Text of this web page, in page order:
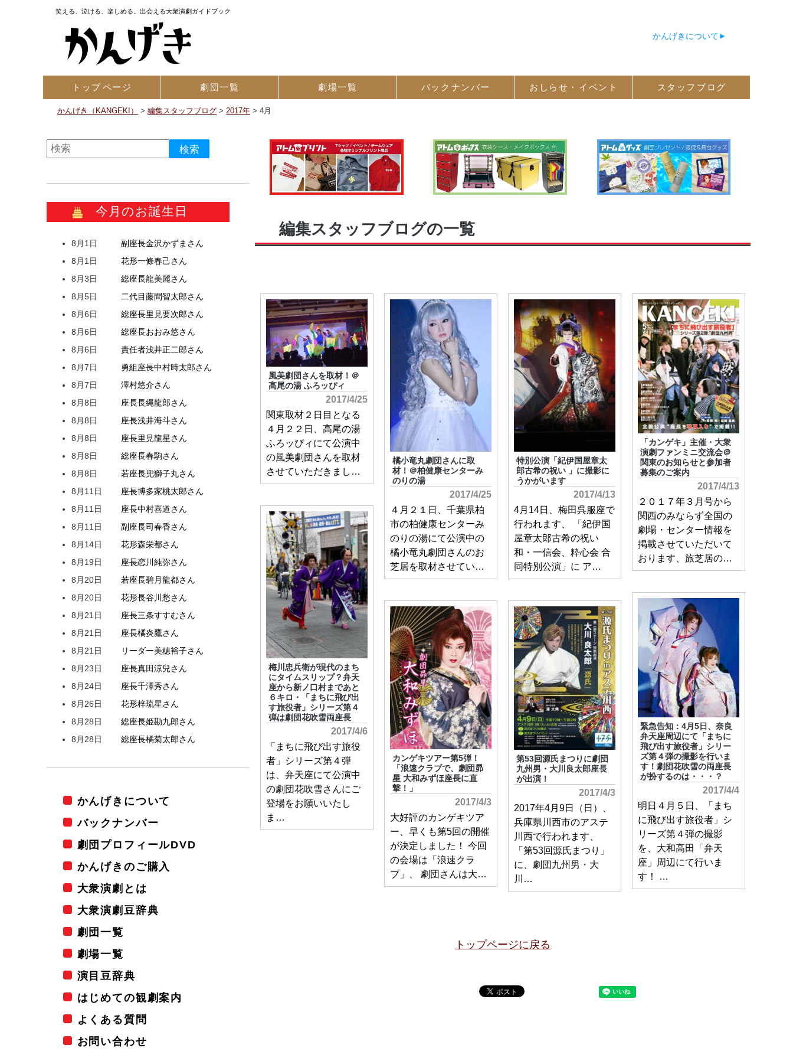
笑える、泣ける、楽しめる。出会える大衆演劇ガイドブック
かんげきについて
トップページ 劇団一覧 劇場一覧 バック ナンバー おしらせ・ イベント スタッフ ブログ
かんげき（KANGEKI） >編集スタッフブログ >2017年 >4月
編集スタッフブログの一覧
風美劇団さんを取材！＠
高尾の湯 ふろッぴィ
2017/4/25
関東取材２日目となる
４月２２日、高尾の湯
ふろッぴィにて公演中
の風美劇団さんを取材
させていただきまし…
橘小竜丸劇団さんに取
材！＠柏健康センターみ
のりの湯
2017/4/25
４月２１日、千葉県柏
市の柏健康センターみ
のりの湯にて公演中の
橘小竜丸劇団さんのお
芝居を取材させてい…
特別公演「紀伊国屋章太
郎古希の祝い 」に撮影に
うかがいます
2017/4/13
4月14日、梅田呉服座で
行われます、 「紀伊国
屋章太郎古希の祝い
和・一信会、粋心会 合
同特別公演」に ア…
「カンゲキ」主催・大衆
演劇ファンミニ交流会＠
関東のお知らせと参加者
募集のご案内
2017/4/13
２０１７年３月号から
関西のみならず全国の
劇場・センター情報を
掲載させていただいて
おります、旅芝居の…
梅川忠兵衛が現代のまち
にタイムスリップ？弁天
座から新ノ口村まであと
６キロ・「まちに飛び出
す旅役者」シリーズ第４
弾は劇団花吹雪両座長
2017/4/6
「まちに飛び出す旅役
者」シリーズ第４弾
は、弁天座にて公演中
の劇団花吹雪さんにご
登場をお願いいたし
ま…
緊急告知：4月5日、奈良
弁天座周辺にて「まちに
飛び出す旅役者」シリー
ズ第４弾の撮影を行いま
す！劇団花吹雪の両座長
が扮するのは・・・？
2017/4/4
明日４月５日、「まち
に飛び出す旅役者」シ
リーズ第４弾の撮影
を、大和高田「弁天
座」周辺にて行いま
す！ …
カンゲキツアー第5弾！
「浪速クラブで、劇団昴
星 大和みずほ座長に直
撃！」
2017/4/3
大好評のカンゲキツア
ー、早くも第5回の開催
が決定しました！ 今回
の会場は「浪速クラ
ブ」、 劇団さんは大…
第53回源氏まつりに劇団
九州男・大川良太郎座長
が出演！
2017/4/3
2017年4月9日（日）、
兵庫県川西市のアステ
川西で行われます、
「第53回源氏まつり」
に、劇団九州男・大
川…
トップページに戻る
今月のお誕生日
8月1日 副座長金沢かずま さん
8月1日
花形一條春己さん
8月3日
総座長龍美麗さん
8月5日
二代目藤間智太郎さん
8月6日
総座長里見要次郎さん
8月6日
総座長おおみ悠さん
8月6日
責任者浅井正二郎さん
8月7日
勇組座長中村時太郎さん
8月7日
澤村悠介さん
8月8日
座長長縄龍郎さん
8月8日
座長浅井海斗さん
8月8日
座長里見龍星さん
8月8日
総座長春駒さん
8月8日
若座長兜獅子丸さん
8月11日
座長博多家桃太郎さん
8月11日
座長中村喜道さん
8月11日
副座長司春香さん
8月14日
花形森栄都さん
8月19日
座長恋川純弥さん
8月20日
若座長碧月龍都さん
8月20日
花形長谷川愁さん
8月21日
座長三条すすむさん
8月21日
座長橘炎鷹さん
8月21日
リーダー美穂裕子さん
8月23日
座長真田涼兒さん
8月24日
座長千澤秀さん
8月26日
花形梓琉星さん
8月28日
総座長姫勘九郎さん
8月28日
総座長橘菊太郎さん
かんげきについて
バックナンバー
劇団プロフィールDVD
かんげきのご購入
大衆演劇とは
大衆演劇豆辞典
劇団一覧
劇場一覧
演目豆辞典
はじめての観劇案内
よくある質問
お問い合わせ